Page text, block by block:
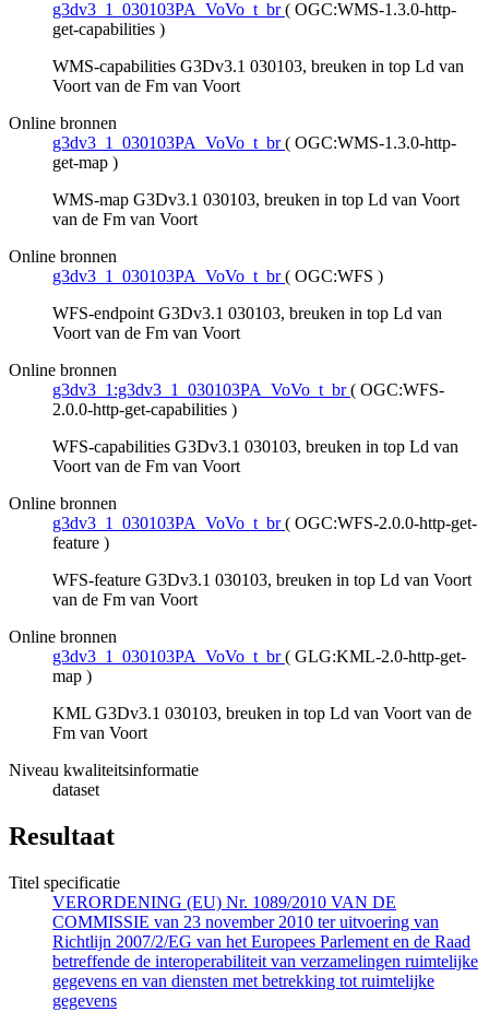
g3dv3_1_030103PA_VoVo_t_br ( OGC:WMS-1.3.0-http-
get-capabilities )
WMS-capabilities G3Dv3.1 030103, breuken in top Ld van
Voort van de Fm van Voort
Online bronnen
g3dv3_1_030103PA_VoVo_t_br ( OGC:WMS-1.3.0-http-
get-map )
WMS-map G3Dv3.1 030103, breuken in top Ld van Voort
van de Fm van Voort
Online bronnen
g3dv3_1_030103PA_VoVo_t_br ( OGC:WFS )
WFS-endpoint G3Dv3.1 030103, breuken in top Ld van
Voort van de Fm van Voort
Online bronnen
g3dv3_1:g3dv3_1_030103PA_VoVo_t_br ( OGC:WFS-
2.0.0-http-get-capabilities )
WFS-capabilities G3Dv3.1 030103, breuken in top Ld van
Voort van de Fm van Voort
Online bronnen
g3dv3_1_030103PA_VoVo_t_br ( OGC:WFS-2.0.0-http-get-
feature )
WFS-feature G3Dv3.1 030103, breuken in top Ld van Voort
van de Fm van Voort
Online bronnen
g3dv3_1_030103PA_VoVo_t_br ( GLG:KML-2.0-http-get-
map )
KML G3Dv3.1 030103, breuken in top Ld van Voort van de
Fm van Voort
Niveau kwaliteitsinformatie
dataset
Resultaat
Titel specificatie
VERORDENING (EU) Nr. 1089/2010 VAN DE
COMMISSIE van 23 november 2010 ter uitvoering van
Richtlijn 2007/2/EG van het Europees Parlement en de Raad
betreffende de interoperabiliteit van verzamelingen ruimtelijke
gegevens en van diensten met betrekking tot ruimtelijke
gegevens